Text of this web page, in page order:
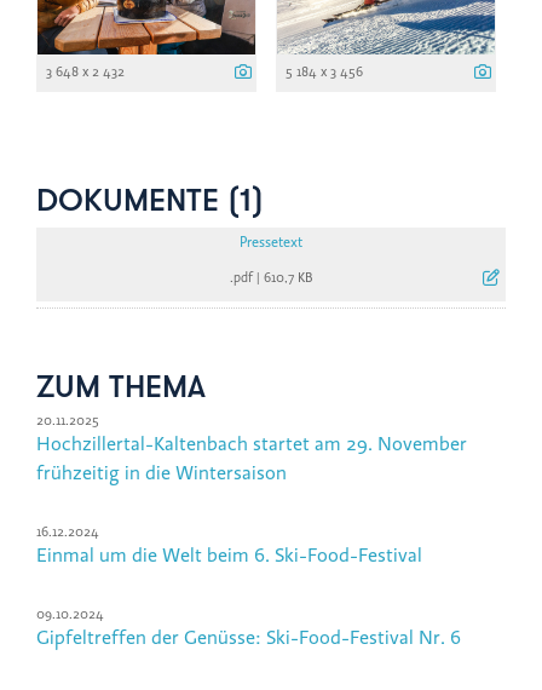
3 648 x 2 432 5 184 x 3 456
DOKUMENTE (1)
Pressetext
.pdf| 610,7 KB
ZUM THEMA
20.11.2025
Hochzillertal-Kaltenbach startet am 29. November
frühzeitig in die Wintersaison
16.12.2024
Einmal um die Welt beim 6. Ski-Food-Festival
09.10.2024
Gipfeltreffen der Genüsse: Ski-Food-Festival Nr. 6